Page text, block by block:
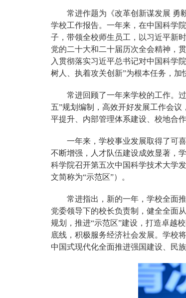
常进作题为《改革创新谋发展
学校工作报告。一年来，在中国科学
子，带领全校师生员工，以习近平新
党的二十大和二十届历次全会精神，
入贯彻落实习近平总书记对中国科学
树人、执着攻关创新”为根本任务，加
常进回顾了一年来学校的工作。
五”规划编制，高效开好发展工作会
平提升、内部管理体系建设、校地合
一年来，学校事业发展取得了可
不断增强，人才队伍建设成效显著，
科学院召开第五次中国科学技术大学
文简称为“示范区”）。
常进指出，新的一年，学校全面
党委领导下的校长负责制，健全全面
规划，推进“示范区”建设，打造卓越
底线，积极服务经济社会发展。学校
中国式现代化全面推进强国建设、民